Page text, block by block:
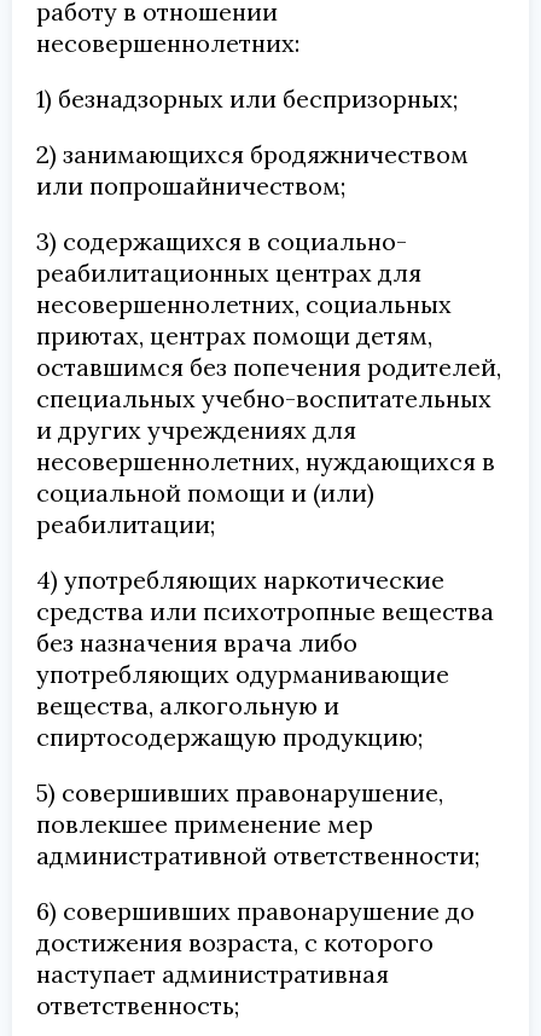
работу в отношении
несовершеннолетних:
1) безнадзорных или беспризорных;
2) занимающихся бродяжничеством
или попрошайничеством;
3) содержащихся в социально-
реабилитационных центрах для
несовершеннолетних, социальных
приютах, центрах помощи детям,
оставшимся без попечения родителей,
специальных учебно-воспитательных
и других учреждениях для
несовершеннолетних, нуждающихся в
социальной помощи и (или)
реабилитации;
4) употребляющих наркотические
средства или психотропные вещества
без назначения врача либо
употребляющих одурманивающие
вещества, алкогольную и
спиртосодержащую продукцию;
5) совершивших правонарушение,
повлекшее применение мер
административной ответственности;
6) совершивших правонарушение до
достижения возраста, с которого
наступает административная
ответственность;